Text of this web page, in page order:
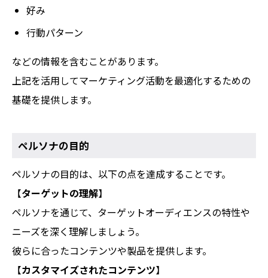
好み
行動パターン
などの情報を含むことがあります。
上記を活用してマーケティング活動を最適化するための
基礎を提供します。
ペルソナの目的
ペルソナの目的は、以下の点を達成することです。
【ターゲットの理解】
ペルソナを通じて、ターゲットオーディエンスの特性や
ニーズを深く理解しましょう。
彼らに合ったコンテンツや製品を提供します。
【カスタマイズされたコンテンツ】